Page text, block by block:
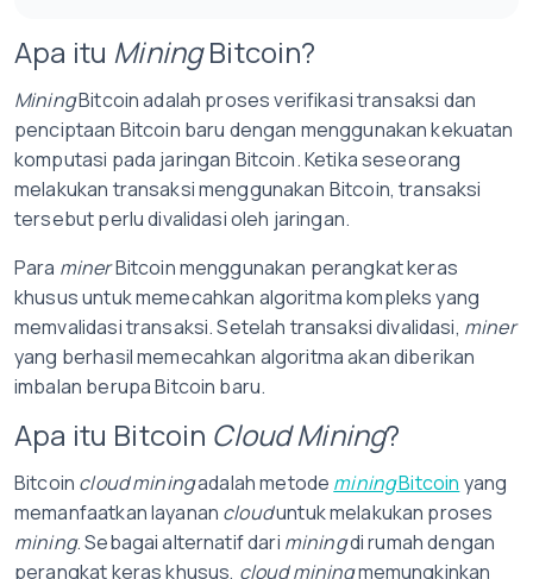
Apa itu MiningBitcoin?
MiningBitcoin adalah proses verifikasi transaksi dan
penciptaan Bitcoin baru dengan menggunakan kekuatan
komputasi pada jaringan Bitcoin. Ketika seseorang
melakukan transaksi menggunakan Bitcoin, transaksi
tersebut perlu divalidasi oleh jaringan.
Para minerBitcoin menggunakan perangkat keras
khusus untuk memecahkan algoritma kompleks yang
memvalidasi transaksi. Setelah transaksi divalidasi, miner
yang berhasil memecahkan algoritma akan diberikan
imbalan berupa Bitcoin baru.
Apa itu Bitcoin Cloud Mining?
Bitcoin cloud miningadalah metode miningBitcoin yang
memanfaatkan layanan clouduntuk melakukan proses
mining. Sebagai alternatif dari miningdi rumah dengan
perangkat keras khusus, cloud miningmemungkinkan